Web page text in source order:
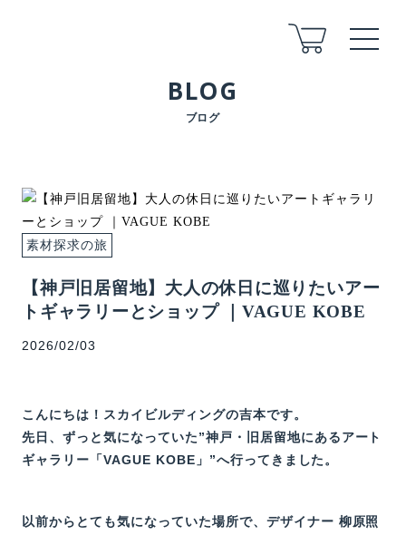
STAFF
ARCHITECT
FOR LAND
AFTER
WORKS
EVENT
BLOG
BLOG
ブログ
素材探求の旅
【神戸旧居留地】大人の休日に巡りたいアー
トギャラリーとショップ ｜VAGUE KOBE
2026/02/03
こんにちは！スカイビルディングの吉本です。
先日、ずっと気になっていた”神戸・旧居留地にあるアート
ギャラリー「VAGUE KOBE」”へ行ってきました。
以前からとても気になっていた場所で、デザイナー 柳原照